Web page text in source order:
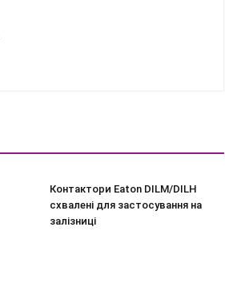
Контактори Eaton DILM/DILH
схвалені для застосування на
залізниці